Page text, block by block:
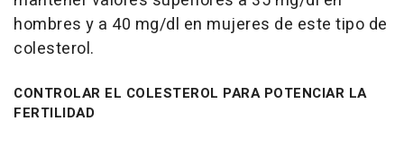
hombres y a 40 mg/dl en mujeres de este tipo de
colesterol.
CONTROLAR EL COLESTEROL PARA POTENCIAR LA
FERTILIDAD